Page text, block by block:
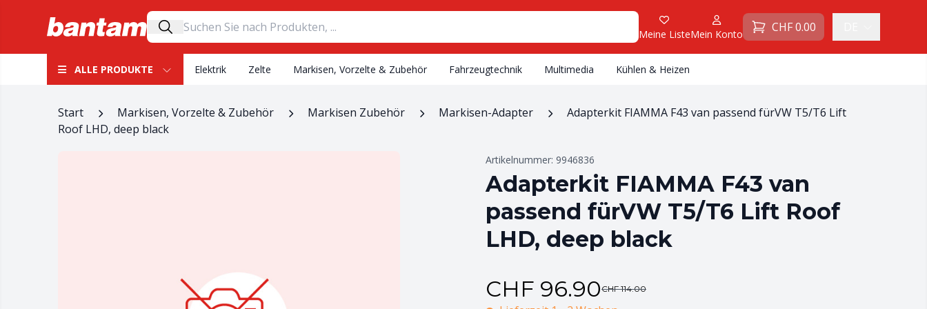
Meine ListeMein Konto CHF0.00
ALLE PRODUKTE Elektrik Zelte Markisen, Vorzelte & Zubehör Fahrzeugtechnik Multimedia Kühlen & Heizen
Start Markisen, Vorzelte & Zubehör Markisen Zubehör Markisen-Adapter
Adapterkit FIAMMA F43 van passend fürVW T5/T6 Lift
Roof LHD, deep black
Artikelnummer: 9946836
Adapterkit FIAMMA F43 van
passend fürVW T5/T6 Lift Roof
LHD, deep black
CHF 96.90CHF114.00